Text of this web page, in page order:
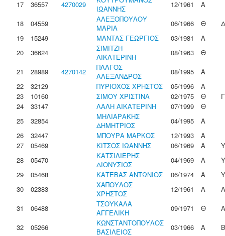
17
36557 4270029
ΙΩΑΝΝΗΣ
12/1961
Α
18
04559
ΑΛΕΞΟΠΟΥΛΟΥ
ΜΑΡΙΑ
06/1966 Θ
19
15249 ΜΑΝΤΑΣ ΓΕΩΡΓΙΟΣ 03/1981
Α
20
36624
ΣΙΜΙΤΖΗ
ΑΙΚΑΤΕΡΙΝΗ
08/1963
Θ
21
28989 4270142
ΠΛΑΓΟΣ
ΑΛΕΞΑΝΔΡΟΣ
08/1995
Α
22
32129 ΠΥΡΙΟΧΟΣ ΧΡΗΣΤΟΣ 05/1996
Α
23
10160 ΣΙΜΟΥ ΧΡΙΣΤΙΝΑ 02/1975 Θ
24
33147 ΛΑΛΗ ΑΙΚΑΤΕΡΙΝΗ 07/1999
Θ
25
32854
ΜΗΛΙΑΡΑΚΗΣ
ΔΗΜΗΤΡΙΟΣ
04/1995
Α
26
32447 ΜΠΟΥΡΑ ΜΑΡΚΟΣ 12/1993
Α
27
05469 ΚΙΤΣΟΣ ΙΩΑΝΝΗΣ 06/1969 Α
28
05470
ΚΑΤΣΙΛΙΕΡΗΣ
ΔΙΟΝΥΣΙΟΣ
04/1969 Α
29
05468 ΚΑΤΕΒΑΣ ΑΝΤΩΝΙΟΣ 06/1974 Α
30
02383
ΧΑΠΟΥΛΟΣ
ΧΡΗΣΤΟΣ
12/1961 Α
31
06488
ΤΣΟΥΚΑΛΑ
ΑΓΓΕΛΙΚΗ
09/1971 Θ
32
05266
ΚΩΝΣΤΑΝΤΟΠΟΥΛΟΣ
ΒΑΣΙΛΕΙΟΣ
03/1966 Α